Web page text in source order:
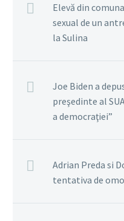
Elevă din
sexual de un
la Sulina
Joe Biden a
preşedinte al
a democraţiei”
Adrian Preda si
tentativa de